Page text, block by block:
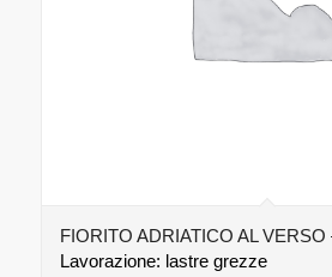
FIORITO ADRIATICO AL VERSO
Lavorazione: lastre grezze